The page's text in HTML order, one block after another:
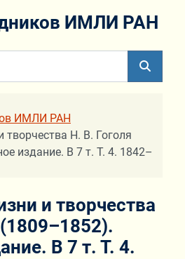
ИМЛИ РАН
ИМЛИ РАН
творчества Н. В. Гоголя
издание. В 7 т. Т. 4. 1842–
и творчества
В 7 т. Т. 4.